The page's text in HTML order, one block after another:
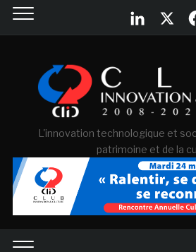
L'innovation technologique et
patrimoine et de la